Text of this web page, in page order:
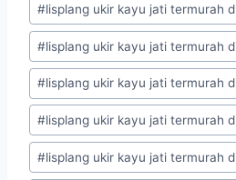
#lisplang ukir kayu jati termurah
#lisplang ukir kayu jati termurah
#lisplang ukir kayu jati termurah
#lisplang ukir kayu jati termurah
#lisplang ukir kayu jati termurah